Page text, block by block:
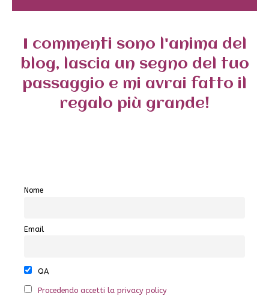
I commenti sono l'anima del
blog, lascia un segno del tuo
passaggio e mi avrai fatto il
regalo più grande!
Nome
Email
QA
Procedendo accetti la privacy policy